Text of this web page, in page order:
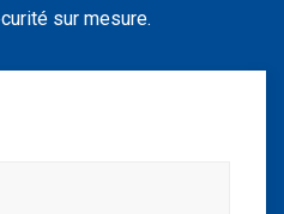
sur mesure.